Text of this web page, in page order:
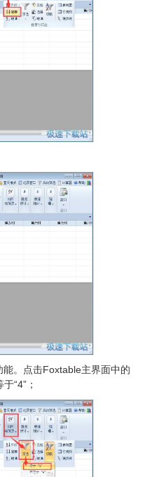
。点击Foxtable主界面中的
“4”；